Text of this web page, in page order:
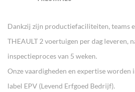
Dankzij zijn productiefaciliteiten, teams
THEAULT 2 voertuigen per dag leveren,
inspectieproces van 5 weken.
Onze vaardigheden en expertise worden
label EPV (Levend Erfgoed Bedrijf).